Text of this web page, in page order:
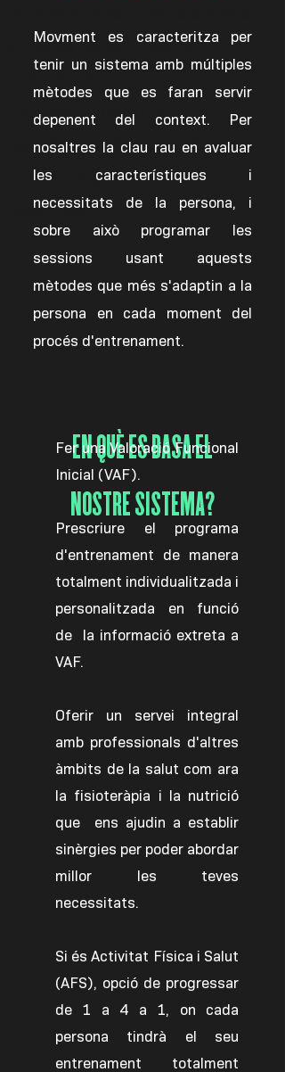
a través del coneixement
moviment, contribuint al
desenvolupament de l'ésser
humà a la seva pràctica
esportiva.
Movment es caracteritza per
tenir un sistema amb múltiples
mètodes que es faran servir
depenent del context. Per
nosaltres la clau rau en avaluar
les característiques i
necessitats de la persona, i
sobre això programar les
sessions usant aquests
mètodes que més s'adaptin a la
persona en cada moment del
procés d'entrenament.
EN QUÈ ES BASA EL
NOSTRE SISTEMA?
Fer una Valoració Funcional
Inicial (VAF).
Prescriure el programa
d'entrenament de manera
totalment individualitzada i
personalitzada en funció
de
la informació extreta a
VAF.
Oferir un servei integral
amb professionals d'altres
àmbits de la salut com ara
la fisioteràpia i la nutrició
que
ens ajudin a establir
sinèrgies per poder abordar
millor les teves
necessitats.
Si és Activitat Física i Salut
(AFS), opció de progressar
de 1 a 4 a 1, on cada
persona tindrà el seu
entrenament totalment